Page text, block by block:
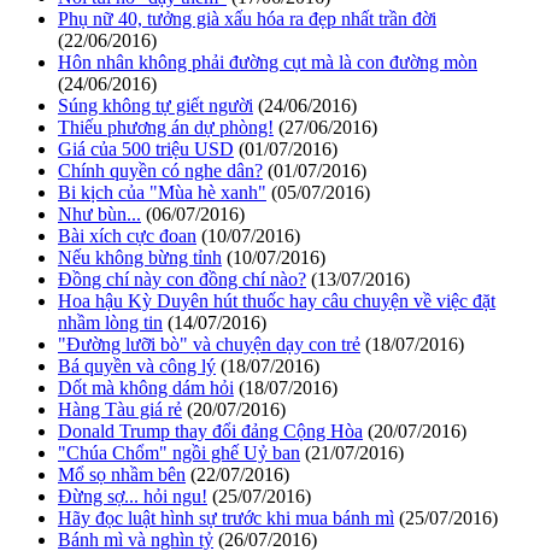
Phụ nữ 40, tưởng già xấu hóa ra đẹp nhất trần đời
(22/06/2016)
Hôn nhân không phải đường cụt mà là con đường mòn
(24/06/2016)
Súng không tự giết người (24/06/2016)
Thiếu phương án dự phòng! (27/06/2016)
Giá của 500 triệu USD (01/07/2016)
Chính quyền có nghe dân? (01/07/2016)
Bi kịch của "Mùa hè xanh" (05/07/2016)
Như bùn... (06/07/2016)
Bài xích cực đoan (10/07/2016)
Nếu không bừng tỉnh (10/07/2016)
Đồng chí này con đồng chí nào? (13/07/2016)
Hoa hậu Kỳ Duyên hút thuốc hay câu chuyện về việc đặt
nhầm lòng tin (14/07/2016)
"Đường lưỡi bò" và chuyện dạy con trẻ (18/07/2016)
Bá quyền và công lý (18/07/2016)
Dốt mà không dám hỏi (18/07/2016)
Hàng Tàu giá rẻ (20/07/2016)
Donald Trump thay đổi đảng Cộng Hòa (20/07/2016)
"Chúa Chổm" ngồi ghế Uỷ ban (21/07/2016)
Mổ sọ nhầm bên (22/07/2016)
Đừng sợ... hỏi ngu! (25/07/2016)
Hãy đọc luật hình sự trước khi mua bánh mì (25/07/2016)
Bánh mì và nghìn tỷ (26/07/2016)